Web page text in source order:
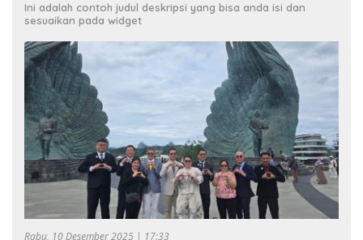
Ini adalah contoh judul deskripsi yang bisa anda isi dan
sesuaikan pada widget
Rabu, 10 Desember 2025 | 17:33